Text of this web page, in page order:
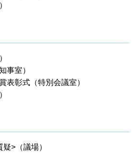
事室）
表彰式（特別会議室）
>（議場）